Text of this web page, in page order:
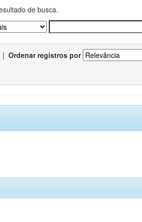
de busca.
| Ordenar registros por